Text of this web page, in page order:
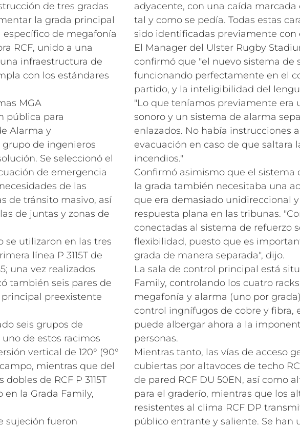
de tres gradas
la grada principal
de megafonía
RCF, unido a una
infraestructura de
con los estándares
MGA
pública para
Alarma y
de ingenieros
Se seleccionó el
de emergencia
de las
de tránsito masivo, así
de juntas y zonas de
se utilizaron en las tres
línea P 3115T de
una vez realizados
también seis pares de
preexistente
seis grupos de
de estos racimos
vertical de 120° (90°
mientras que del
de RCF P 3115T
la Grada Family,
sujeción fueron
adyacente, con una caída
tal y como se pedía. Todas estas
sido identificadas previamente con
El Manager del Ulster Rugby
confirmó que "el nuevo sistema de
funcionando perfectamente en el
partido, y la inteligibilidad del
"Lo que teníamos previamente era
sonoro y un sistema de alarma
enlazados. No había instrucciones
evacuación en caso de que saltara
incendios."
Confirmó asimismo que el sistema
la grada también necesitaba una
que era demasiado unidireccional
respuesta plana en las tribunas.
conectadas al sistema de refuerzo
flexibilidad, puesto que es
grada de manera separada", dijo.
La sala de control principal está
Family, controlando los cuatro
megafonía y alarma (uno por
control ingnífugos de cobre y fibra,
puede albergar ahora a la
personas.
Mientras tanto, las vías de acceso
cubiertas por altavoces de techo
de pared RCF DU 50EN, así como
para el graderío, mientras que los
resistentes al clima RCF DP
público entrante y saliente. Se han